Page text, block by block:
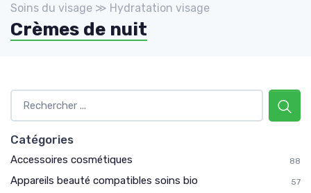
Soins du visage ≫ Hydratation visage
Crèmes de nuit
Catégories
Accessoires cosmétiques 88
Appareils beauté compatibles soins bio 57